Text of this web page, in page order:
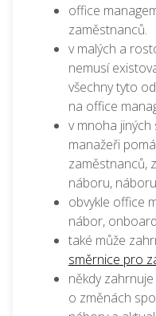
office
zaměstnanců.
v malých a
nemusí
všechny tyto
na office
v mnoha
manažeři
zaměstnanců,
náboru,
obvykle office
nábor,
také může
směrnice pro
někdy
o změnách